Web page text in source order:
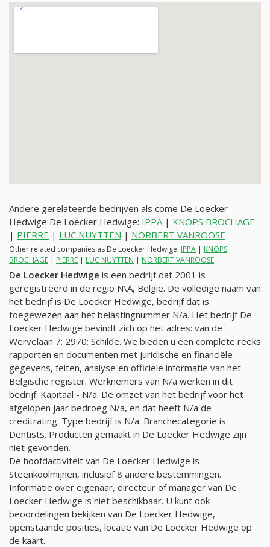
Andere gerelateerde bedrijven als come De Loecker
Hedwige De Loecker Hedwige: IPPA| KNOPS BROCHAGE
| PIERRE | LUC NUYTTEN | NORBERT VANROOSE
Other related companies as De Loecker Hedwige: IPPA | KNOPS
BROCHAGE | PIERRE | LUC NUYTTEN | NORBERT VANROOSE
De Loecker Hedwige is een bedrijf dat 2001 is
geregistreerd in de regio N\A, België. De volledige naam van
het bedrijf is De Loecker Hedwige, bedrijf dat is
toegewezen aan het belastingnummer N/a. Het bedrijf De
Loecker Hedwige bevindt zich op het adres: van de
Wervelaan 7; 2970; Schilde. We bieden u een complete reeks
rapporten en documenten met juridische en financiële
gegevens, feiten, analyse en officiële informatie van het
Belgische register. Werknemers van N/a werken in dit
bedrijf. Kapitaal - N/a. De omzet van het bedrijf voor het
afgelopen jaar bedroeg N/a, en dat heeft N/a de
creditrating. Type bedrijf is N/a. Branchecategorie is
Dentists. Producten gemaakt in De Loecker Hedwige zijn
niet gevonden.
De hoofdactiviteit van De Loecker Hedwige is
Steenkoolmijnen, inclusief 8 andere bestemmingen.
Informatie over eigenaar, directeur of manager van De
Loecker Hedwige is niet beschikbaar. U kunt ook
beoordelingen bekijken van De Loecker Hedwige,
openstaande posities, locatie van De Loecker Hedwige op
de kaart.